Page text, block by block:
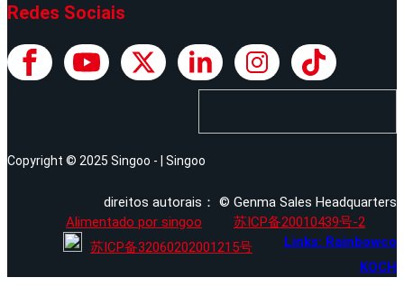
Redes Sociais
Copyright © 2025 Singoo - | Singoo
direitos autorais： © Genma Sales Headquarters
Alimentado por singoo
苏ICP备20010439号-2
苏ICP备32060202001215号
Links: Rainbowco
KOCH